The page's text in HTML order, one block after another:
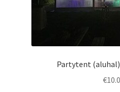
Partytent
€